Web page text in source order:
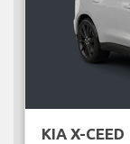
KIA X-CEED